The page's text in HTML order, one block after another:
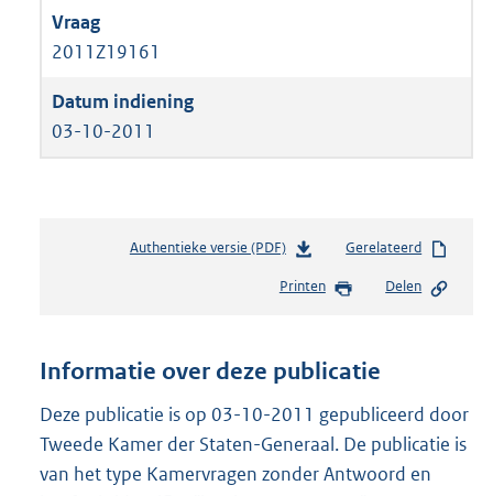
2011Z19161
03-10-2011
Authentieke versie (PDF)b
s
n
s
r
o
Gerelateerd
Printen Delen
Informatie over deze publicatie
Deze publicatie is op 03-10-2011 gepubliceerd door
Tweede Kamer der Staten-Generaal. De publicatie is
van het type Kamervragen zonder Antwoord en